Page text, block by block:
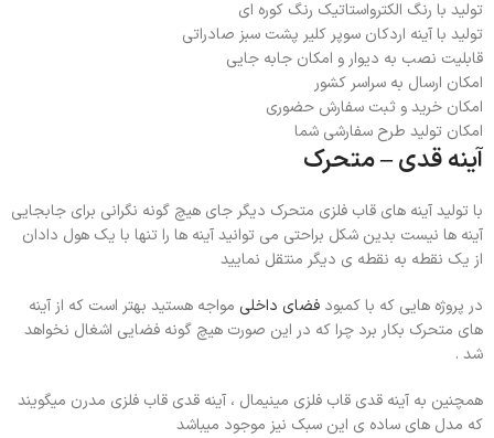
تولید با رنگ الکترواستاتیک رنگ کوره ای
تولید با آینه اردکان سوپر کلیر پشت سبز صادراتی
قابلیت نصب به دیوار و امکان جابه جایی
امکان ارسال به سراسر کشور
امکان خرید و ثبت سفارش حضوری
امکان تولید طرح سفارشی شما
آینه قدی – متحرک
با تولید آینه های قاب فلزی متحرک دیگر جای هیچ گونه نگرانی برای جابجایی
آینه ها نیست بدین شکل براحتی می توانید آینه ها را تنها با یک هول دادان
از یک نقطه به نقطه ی دیگر منتقل نمایید
در پروژه هایی که با کمبود فضای داخلی مواجه هستید بهتر است که از آینه
های متحرک بکار برد چرا که در این صورت هیچ گونه فضایی اشغال نخواهد
شد .
همچنین به آینه قدی قاب فلزی مینیمال ، آینه قدی قاب فلزی مدرن میگویند
که مدل های ساده ی این سبک نیز موجود میباشد